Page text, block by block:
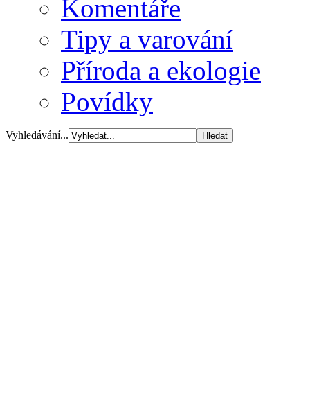
Komentáře
Tipy a varování
Příroda a ekologie
Povídky
Vyhledávání...